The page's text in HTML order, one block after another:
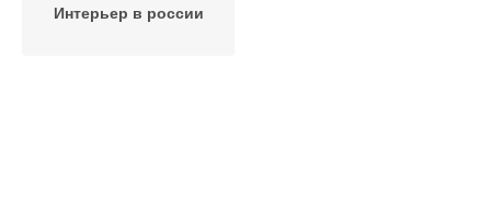
Интерьер в россии